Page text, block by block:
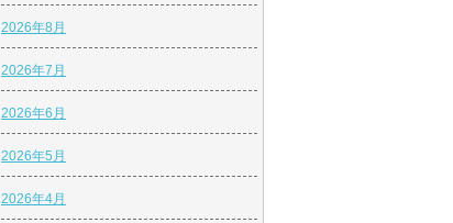
2026年8月
2026年7月
2026年6月
2026年5月
2026年4月